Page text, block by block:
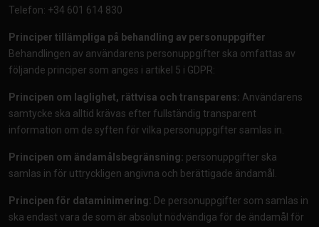
Telefon: +34 601 614 830
Principer tillämpliga på behandling av personuppgifter
Behandlingen av användarens personuppgifter ska omfattas av
följande principer som anges i artikel 5 i GDPR:
Principen om laglighet, rättvisa och transparens: Användarens
samtycke ska alltid krävas efter fullständig transparent
information om de syften för vilka personuppgifter samlas in.
Principen om ändamålsbegränsning: personuppgifter ska
samlas in för uttryckligen angivna och berättigade ändamål.
Principen för dataminimering: De personuppgifter som samlas in
ska endast vara de som är absolut nödvändiga för de ändamål för